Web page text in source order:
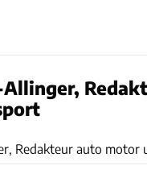
Redakteur auto motor